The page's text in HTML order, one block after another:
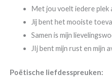
Met jou voelt iedere plek
Jij bent het mooiste
Samen is mijn
JIj bent mijn rust en mijn
Poëtische liefdesspreuken: